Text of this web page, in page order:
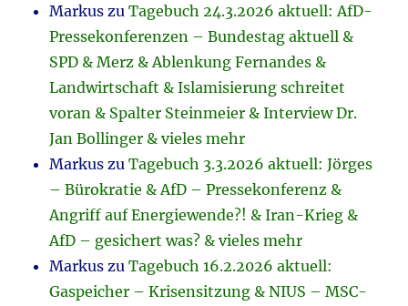
Markus zuTagebuch 24.3.2026 aktuell: AfD-
Pressekonferenzen – Bundestag aktuell &
SPD & Merz & Ablenkung Fernandes &
Landwirtschaft & Islamisierung schreitet
voran & Spalter Steinmeier & Interview Dr.
Jan Bollinger & vieles mehr
Markus zuTagebuch 3.3.2026 aktuell: Jörges
– Bürokratie & AfD – Pressekonferenz &
Angriff auf Energiewende?! & Iran-Krieg &
AfD – gesichert was? & vieles mehr
Markus zuTagebuch 16.2.2026 aktuell:
Gaspeicher – Krisensitzung & NIUS – MSC-